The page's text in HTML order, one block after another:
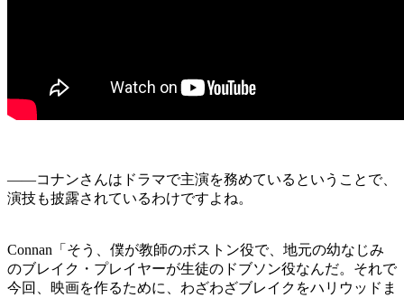
――コナンさんはドラマで主演を務めているということで、
演技も披露されているわけですよね。
Connan「そう、僕が教師のボストン役で、地元の幼なじみ
のブレイク・プレイヤーが生徒のドブソン役なんだ。それで
今回、映画を作るために、わざわざブレイクをハリウッドま